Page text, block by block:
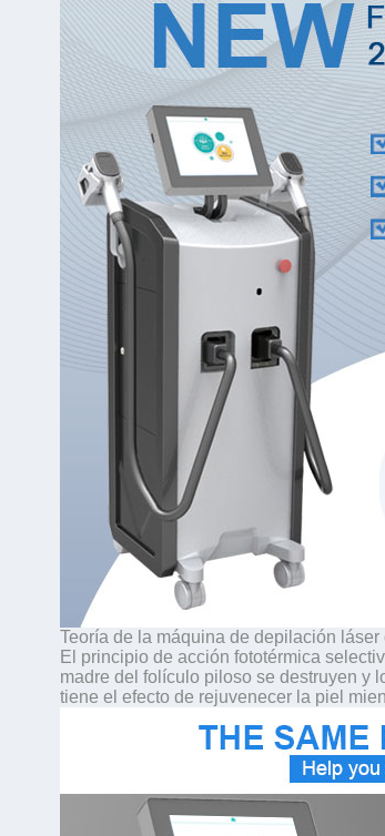
Teoría de la máquina de depilación
El principio de acción fototérmica
madre del folículo piloso se destruyen y
tiene el efecto de rejuvenecer la piel